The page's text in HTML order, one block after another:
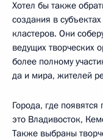
Хотел бы также
создания в
кластеров. Они
ведущих творческих
более полному
да и мира, жителей
Города, где
это Владивосток,
Также выбраны